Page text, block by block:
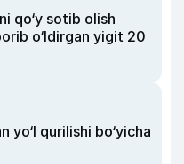
qo‘y sotib olish
o‘ldirgan yigit 20
yo‘l qurilishi bo‘yicha